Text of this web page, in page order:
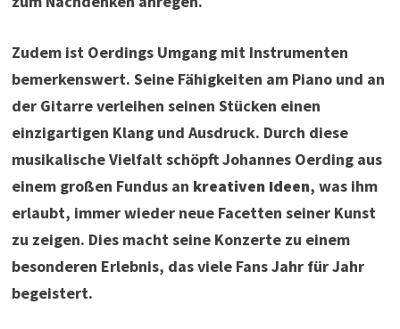
Zudem ist Oerdings Umgang mit Instrumenten
bemerkenswert. Seine Fähigkeiten am Piano und an
der Gitarre verleihen seinen Stücken einen
einzigartigen Klang und Ausdruck. Durch diese
musikalische Vielfalt schöpft Johannes Oerding aus
einem großen Fundus an kreativen Ideen, was ihm
erlaubt, immer wieder neue Facetten seiner Kunst
zu zeigen. Dies macht seine Konzerte zu einem
besonderen Erlebnis, das viele Fans Jahr für Jahr
begeistert.